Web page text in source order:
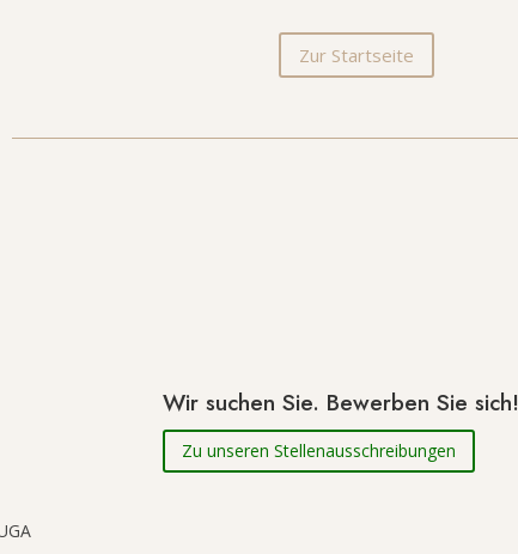
Zur Startseite
Wir suchen Sie. Bewerben Sie sich!
Zu unseren Stellenausschreibungen